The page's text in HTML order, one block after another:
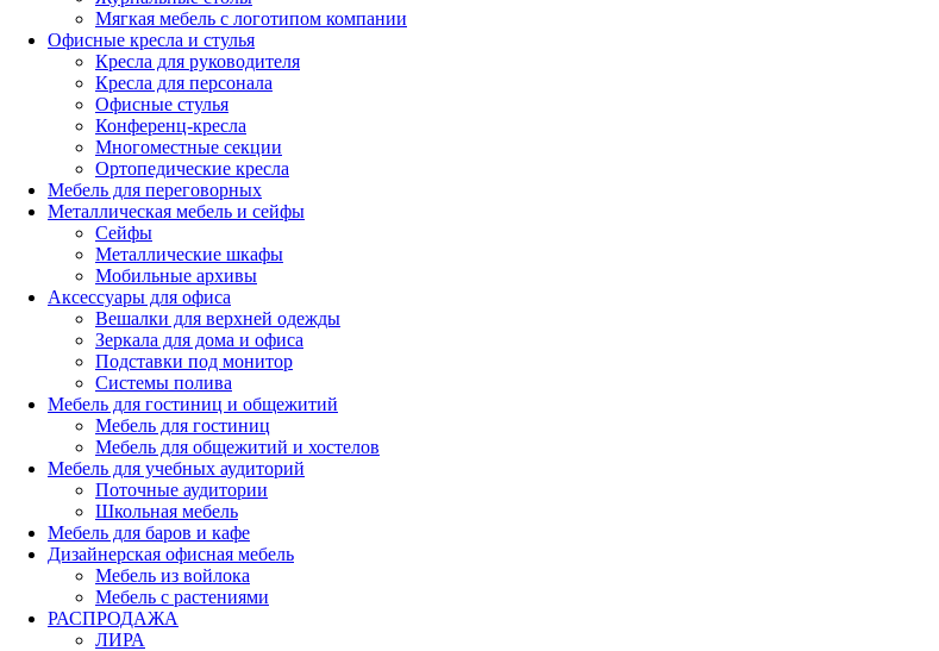
Мягкая мебель с логотипом компании
Офисные кресла и стулья
Кресла для руководителя
Кресла для персонала
Офисные стулья
Конференц-кресла
Многоместные секции
Ортопедические кресла
Мебель для переговорных
Металлическая мебель и сейфы
Сейфы
Металлические шкафы
Мобильные архивы
Аксессуары для офиса
Вешалки для верхней одежды
Зеркала для дома и офиса
Подставки под монитор
Системы полива
Мебель для гостиниц и общежитий
Мебель для гостиниц
Мебель для общежитий и хостелов
Мебель для учебных аудиторий
Поточные аудитории
Школьная мебель
Мебель для баров и кафе
Дизайнерская офисная мебель
Мебель из войлока
Мебель с растениями
РАСПРОДАЖА
ЛИРА